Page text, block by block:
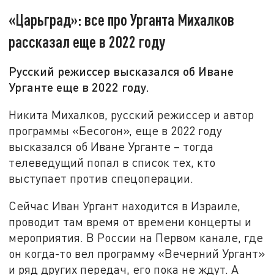
«Царьград»: все про Урганта Михалков
рассказал еще в 2022 году
Русский режиссер высказался об Иване
Урганте еще в 2022 году.
Никита Михалков, русский режиссер и автор
программы «Бесогон», еще в 2022 году
высказался об Иване Урганте – тогда
телеведущий попал в список тех, кто
выступает против спецоперации.
Сейчас Иван Ургант находится в Израиле,
проводит там время от времени концерты и
мероприятия. В России на Первом канале, где
он когда-то вел программу «Вечерний Ургант»
и ряд других передач, его пока не ждут. А